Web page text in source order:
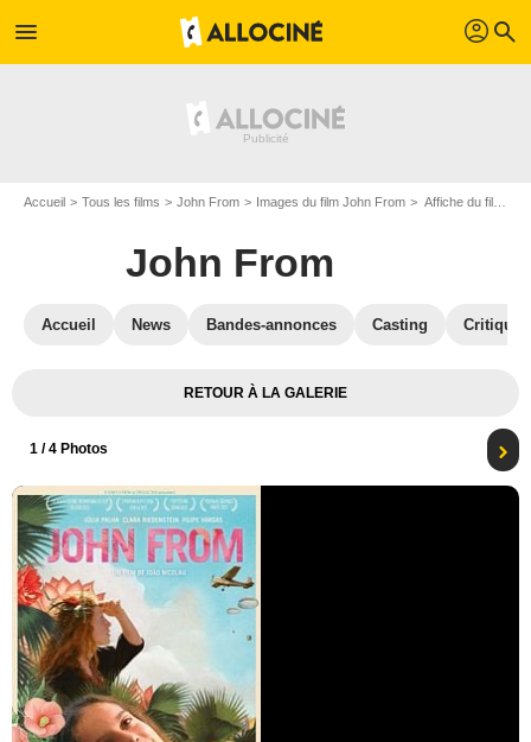
menu profil search
Accueil Tous les films John From Images du film John From Affiche du film John From - Photo 1
John From
Accueil News Bandes-annonces Casting
RETOUR À LA GALERIE
1 / 4 Photos